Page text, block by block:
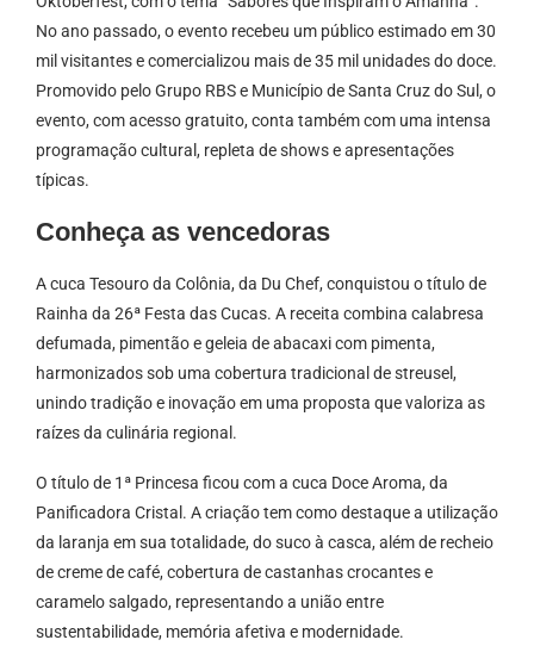
No ano passado, o evento recebeu um público estimado em 30
mil visitantes e comercializou mais de 35 mil unidades do doce.
Promovido pelo Grupo RBS e Município de Santa Cruz do Sul, o
evento, com acesso gratuito, conta também com uma intensa
programação cultural, repleta de shows e apresentações
típicas.
Conheça as vencedoras
A cuca Tesouro da Colônia, da Du Chef, conquistou o título de
Rainha da 26ª Festa das Cucas. A receita combina calabresa
defumada, pimentão e geleia de abacaxi com pimenta,
harmonizados sob uma cobertura tradicional de streusel,
unindo tradição e inovação em uma proposta que valoriza as
raízes da culinária regional.
O título de 1ª Princesa ficou com a cuca Doce Aroma, da
Panificadora Cristal. A criação tem como destaque a utilização
da laranja em sua totalidade, do suco à casca, além de recheio
de creme de café, cobertura de castanhas crocantes e
caramelo salgado, representando a união entre
sustentabilidade, memória afetiva e modernidade.